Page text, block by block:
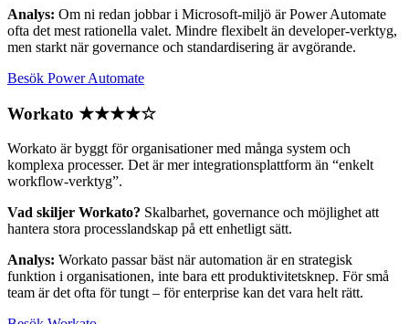
Analys: Om ni redan jobbar i Microsoft-miljö är Power Automate
ofta det mest rationella valet. Mindre flexibelt än developer-verktyg,
men starkt när governance och standardisering är avgörande.
Besök Power Automate
Workato ★★★★☆
Workato är byggt för organisationer med många system och
komplexa processer. Det är mer integrationsplattform än “enkelt
workflow-verktyg”.
Vad skiljer Workato? Skalbarhet, governance och möjlighet att
hantera stora processlandskap på ett enhetligt sätt.
Analys: Workato passar bäst när automation är en strategisk
funktion i organisationen, inte bara ett produktivitetsknep. För små
team är det ofta för tungt – för enterprise kan det vara helt rätt.